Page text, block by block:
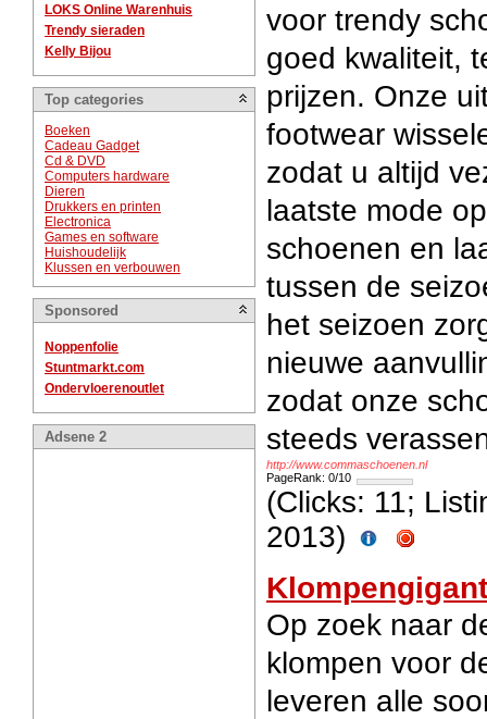
LOKS Online Warenhuis
Trendy sieraden
Kelly Bijou
Top categories
Boeken
Cadeau Gadget
Cd & DVD
Computers hardware
Dieren
Drukkers en printen
Electronica
Games en software
Huishoudelijk
Klussen en verbouwen
Sponsored
Noppenfolie
Stuntmarkt.com
Ondervloerenoutlet
Adsene 2
voor trendy
goed kwaliteit,
prijzen. Onze
footwear
zodat u altijd
laatste mode
schoenen en
tussen de
het seizoen
nieuwe
zodat onze
steeds
http://www.commaschoenen.nl
PageRank: 0/10
(Clicks: 11;
2013)
Klompengigant
Op zoek naar
klompen voor
leveren alle